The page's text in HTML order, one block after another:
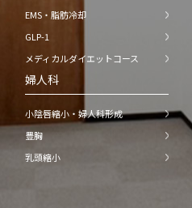
EMS・脂肪冷却
GLP-1
メディカルダイエットコース
婦人科
小陰唇縮小・婦人科形成
豊胸
乳頭縮小